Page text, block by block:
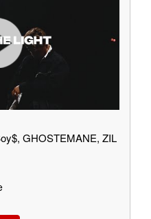
GHOSTEMANE, ZIL